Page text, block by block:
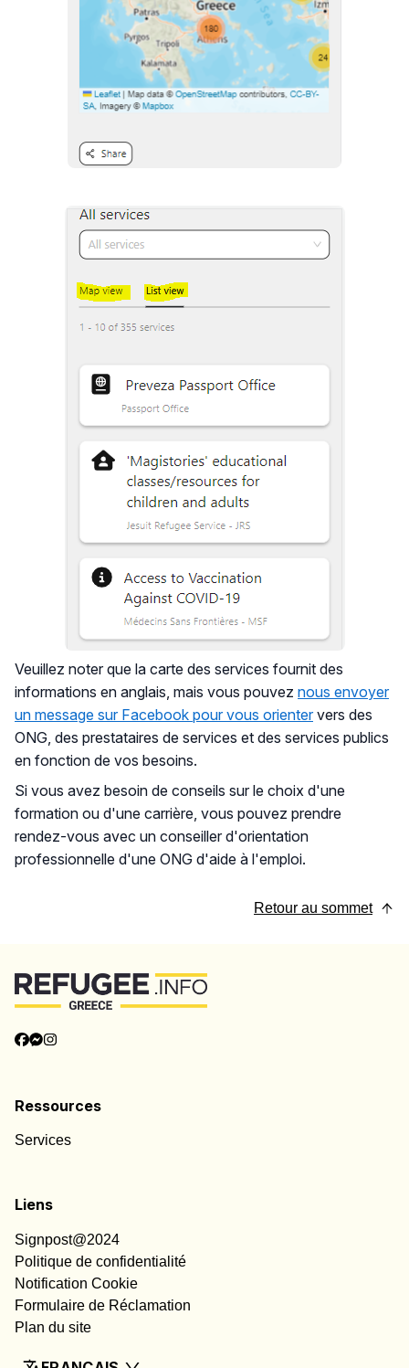
Veuillez noter que la carte des services fournit des
informations en anglais, mais vous pouvez nous envoyer
un message sur Facebook pour vous orienter vers des
ONG, des prestataires de services et des services publics
en fonction de vos besoins.
Si vous avez besoin de conseils sur le choix d'une
formation ou d'une carrière, vous pouvez prendre
rendez-vous avec un conseiller d'orientation
professionnelle d'une ONG d'aide à l'emploi.
Retour au sommet
Catégories
Informations
Ressources
Services
Liens
Politique de confidentialité